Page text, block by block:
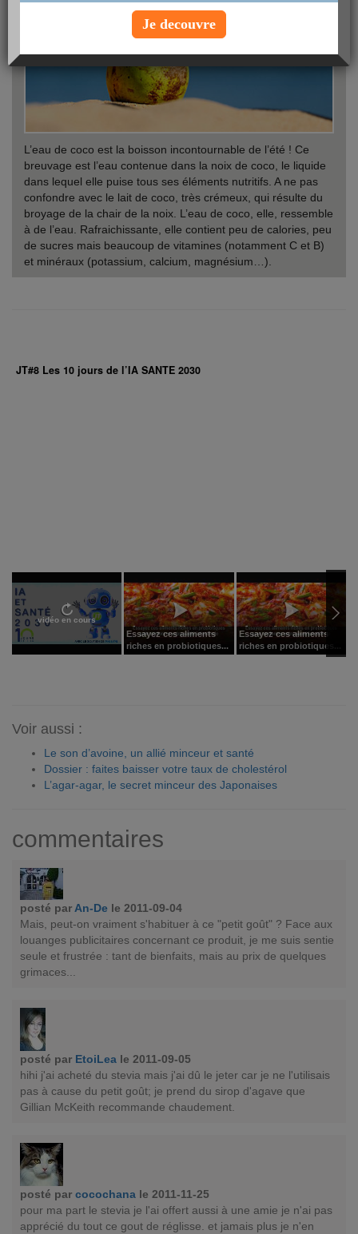
L’eau de coco est la boisson incontournable de l’été ! Ce
breuvage est l’eau contenue dans la noix de coco, le liquide
dans lequel elle puise tous ses éléments nutritifs. A ne pas
confondre avec le lait de coco, très crémeux, qui résulte du
broyage de la chair de la noix. L’eau de coco, elle, ressemble
à de l’eau. Rafraichissante, elle contient peu de calories, peu
de sucres mais beaucoup de vitamines (notamment C et B)
et minéraux (potassium, calcium, magnésium…).
JT#8 Les 10 jours de l’IA SANTE 2030
vidéo en cours
Essayez ces aliments
riches en probiotiques...
Essayez ces aliments
riches en probiotiques...
Voir aussi :
Le son d’avoine, un allié minceur et santé
Dossier : faites baisser votre taux de cholestérol
L’agar-agar, le secret minceur des Japonaises
commentaires
posté parAn-De le 2011-09-04
Mais, peut-on vraiment s'habituer à ce "petit goût" ? Face aux
louanges publicitaires concernant ce produit, je me suis sentie
seule et frustrée : tant de bienfaits, mais au prix de quelques
grimaces...
posté par EtoiLea le 2011-09-05
hihi j'ai acheté du stevia mais j'ai dû le jeter car je ne l'utilisais
pas à cause du petit goût; je prend du sirop d'agave que
Gillian McKeith recommande chaudement.
posté par cocochana le 2011-11-25
pour ma part le stevia je l'ai offert aussi à une amie je n'ai pas
apprécié du tout ce gout de réglisse. et jamais plus je n'en
Je decouvre